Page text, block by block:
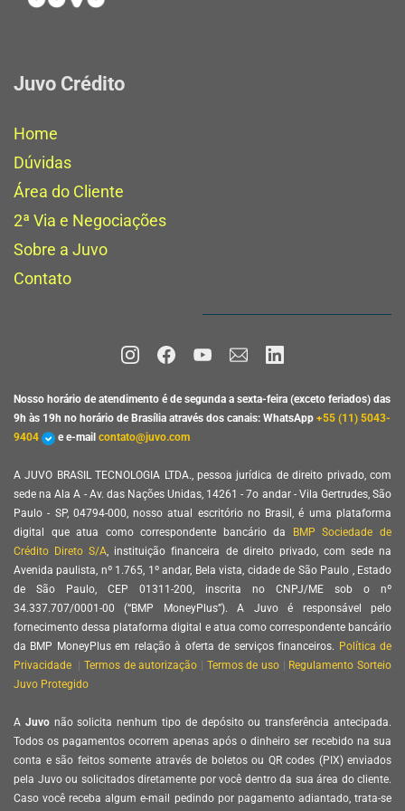
Juvo Crédito
Home
Dúvidas
Área do Cliente
2ª Via e Negociações
Sobre a Juvo
Contato
Nosso horário de atendimento é de segunda a sexta-feira (exceto feriados) das
9h às 19h no horário de Brasília através dos canais: WhatsApp +55 (11) 5043-
9404
e e-mail contato@juvo.com
A JUVO BRASIL TECNOLOGIA LTDA., pessoa jurídica de direito privado, com
sede na Ala A - Av. das Nações Unidas, 14261 - 7o andar - Vila Gertrudes, São
Paulo - SP, 04794-000, nosso atual escritório no Brasil, é uma plataforma
digital que atua como correspondente bancário da
BMP Sociedade de
Crédito Direto S/A, instituição financeira de direito privado, com sede na
Avenida paulista, nº 1.765, 1º andar, Bela vista, cidade de São Paulo , Estado
de São Paulo, CEP 01311-200, inscrita no CNPJ/ME sob o nº
34.337.707/0001-00 (“BMP MoneyPlus”). A Juvo é responsável pelo
fornecimento dessa plataforma digital e atua como correspondente bancário
da BMP MoneyPlus em relação à oferta de serviços financeiros. Política de
Privacidade
Termos de autorização Termos de uso
Regulamento Sorteio
Juvo Protegido
A Juvonão solicita nenhum tipo de depósito ou transferência antecipada.
Todos os pagamentos ocorrem apenas após o dinheiro ser recebido na sua
conta e são feitos somente através de boletos ou QR codes (PIX) enviados
pela Juvo ou solicitados diretamente por você dentro da sua área do cliente.
Caso você receba algum e-mail pedindo por pagamento adiantado, trata-se